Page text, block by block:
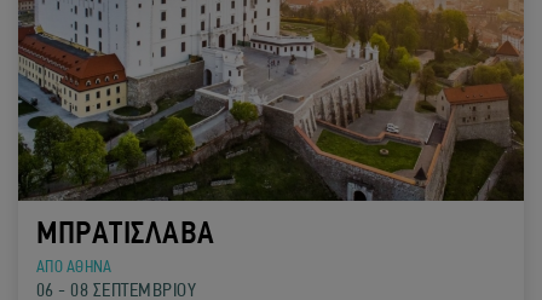
ΜΠΡΑΤΙΣΛΑΒΑ
ΑΠΟ ΑΘΗΝΑ
06 - 08 ΣΕΠΤΕΜΒΡΙΟΥ